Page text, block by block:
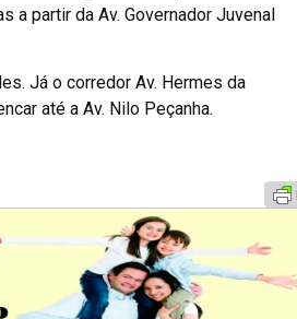
a partir da Av. Governador Juvenal
Já o corredor Av. Hermes da
até a Av. Nilo Peçanha.